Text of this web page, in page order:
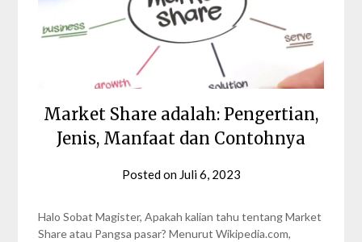
Market Share adalah: Pengertian,
Jenis, Manfaat dan Contohnya
Posted on Juli 6, 2023
Gezita
Halo Sobat Magister, Apakah kalian tahu tentang Market
Share atau Pangsa pasar? Menurut Wikipedia.com,